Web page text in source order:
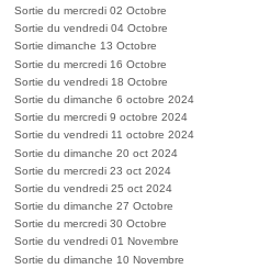
Sortie du mercredi 02 Octobre
Sortie du vendredi 04 Octobre
Sortie dimanche 13 Octobre
Sortie du mercredi 16 Octobre
Sortie du vendredi 18 Octobre
Sortie du dimanche 6 octobre 2024
Sortie du mercredi 9 octobre 2024
Sortie du vendredi 11 octobre 2024
Sortie du dimanche 20 oct 2024
Sortie du mercredi 23 oct 2024
Sortie du vendredi 25 oct 2024
Sortie du dimanche 27 Octobre
Sortie du mercredi 30 Octobre
Sortie du vendredi 01 Novembre
Sortie du dimanche 10 Novembre